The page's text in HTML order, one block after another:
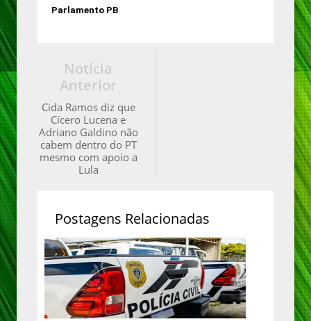
Parlamento PB
Notícia
Anterior
Cida Ramos diz que
Cícero Lucena e
Adriano Galdino não
cabem dentro do PT
mesmo com apoio a
Lula
Postagens Relacionadas